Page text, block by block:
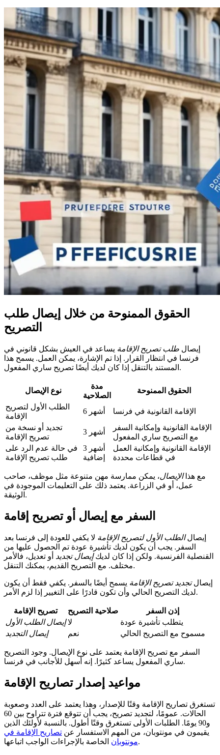
الحقوق الممنوحة من خلال إيصال طلب
التصريح
إيصال طلب تصريح الإقامة يساعد في العيش بشكل قانوني في
فرنسا في انتظار القرار. إذا تم الإشارة، يمكن العمل. يسمح هذا
المستند بالتنقل إذا كان لديك أيضًا تصريح ساري المفعول.
نوع الإيصال
مدة
الصلاحية
الحقوق الممنوحة
الطلب الأول لتصريح
الإقامة
6 أشهر
الإقامة القانونية في فرنسا
تجديد أو نسخة من
تصريح الإقامة
3 أشهر
الإقامة القانونية وإمكانية السفر
مع التصريح ساري المفعول
في حالة عدم الرد على
طلب تصريح الإقامة
3 أشهر
إضافية
الإقامة القانونية وإمكانية العمل
في قطاعات محددة
مع هذاالإيصال، يمكن ممارسة مهن متنوعة مثل موظف، صاحب
عمل، أو في الزراعة. يعتمد ذلك على التعليمات الموجودة في
الوثيقة.
السفر مع إيصال أو تصريح إقامة
إيصالالطلب الأول لتصريح الإقامة لا يكفي للعودة إلى فرنسا بعد
السفر. يجب أن يكون لديك تأشيرة عودة تم الحصول عليها من
القنصلية الفرنسية. ولكن إذا كان لديكإيصال تجديد أو تعديل، فالأمر
مختلف. مع التصريح القديم، يمكنك التنقل.
إيصالتجديد تصريح الإقامة يسمح أيضًا بالسفر. يكفي فقط أن يكون
لديك التصريح الحالي وأن تكون قادرًا على التغيير إذا لزم الأمر.
تصريح الإقامة صلاحية التصريح
إذن السفر
إيصال الطلب الأول لا
يتطلب تأشيرة عودة
إيصال التجديد
نعم مسموح مع التصريح الحالي
السفر مع تصريح الإقامة يعتمد على نوع الإيصال. وجود التصريح
ساري المفعول يساعد كثيرًا. إنه أسهل للأجانب في فرنسا.
مواعيد إصدار تصاريح الإقامة
تستغرق تصاريح الإقامة وقتًا للإصدار، وهذا يعتمد على العدد وصعوبة
الحالات. عمومًا، لتجديد تصريح، يجب أن تتوقع فترة تتراوح بين 60
و90 يومًا. الطلبات الأولى تستغرق وقتًا أطول. بالنسبة لأولئك الذين
يقيمون في مونتوبان، من المهم الاستفسار عن تصاريح الإقامة في
مونتوبانالخاصة بالإجراءات الواجب اتباعها.